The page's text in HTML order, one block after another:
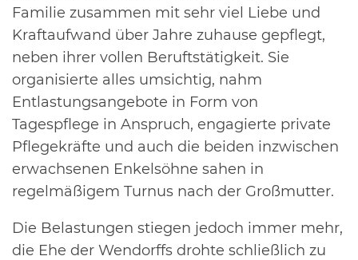
Familie zusammen mit sehr viel Liebe und
Kraftaufwand über Jahre zuhause gepflegt,
neben ihrer vollen Beruftstätigkeit. Sie
organisierte alles umsichtig, nahm
Entlastungsangebote in Form von
Tagespflege in Anspruch, engagierte private
Pflegekräfte und auch die beiden inzwischen
erwachsenen Enkelsöhne sahen in
regelmäßigem Turnus nach der Großmutter.
Die Belastungen stiegen jedoch immer mehr,
die Ehe der Wendorffs drohte schließlich zu